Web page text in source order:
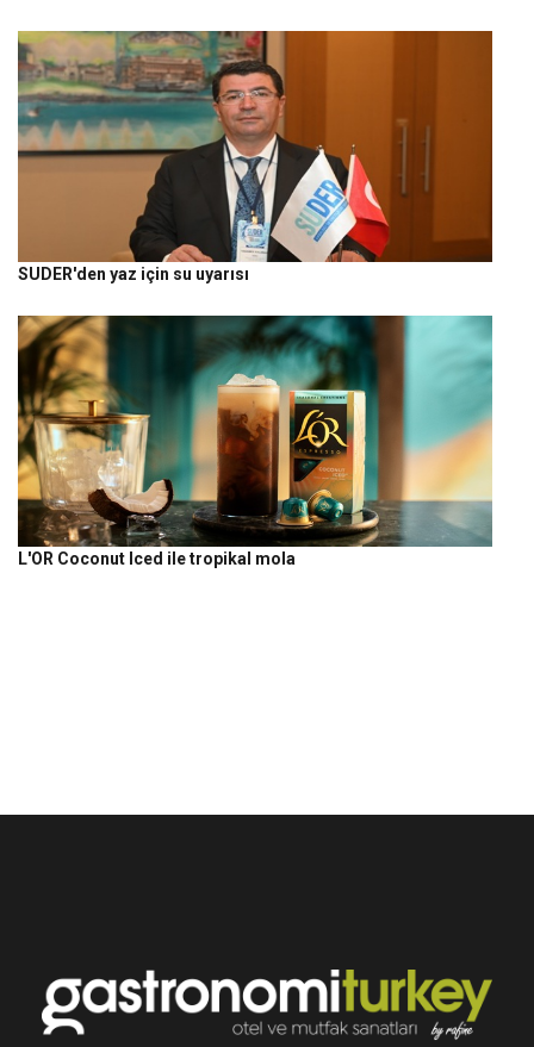
SUDER'den yaz için su uyarısı
L'OR Coconut Iced ile tropikal mola